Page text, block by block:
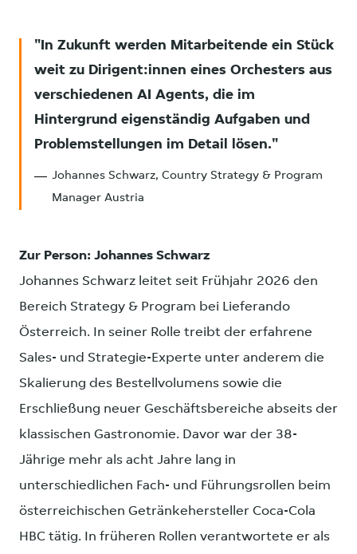
In Zukunft werden Mitarbeitende ein Stück
weit zu Dirigent:innen eines Orchesters aus
verschiedenen AI Agents, die im
Hintergrund eigenständig Aufgaben und
Problemstellungen im Detail lösen.
Johannes Schwarz, Country Strategy & Program
Manager Austria
Zur Person: Johannes Schwarz
Johannes Schwarz leitet seit Frühjahr 2026 den
Bereich Strategy & Program bei Lieferando
Österreich. In seiner Rolle treibt der erfahrene
Sales- und Strategie-Experte unter anderem die
Skalierung des Bestellvolumens sowie die
Erschließung neuer Geschäftsbereiche abseits der
klassischen Gastronomie. Davor war der 38-
Jährige mehr als acht Jahre lang in
unterschiedlichen Fach- und Führungsrollen beim
österreichischen Getränkehersteller Coca-Cola
HBC tätig. In früheren Rollen verantwortete er als